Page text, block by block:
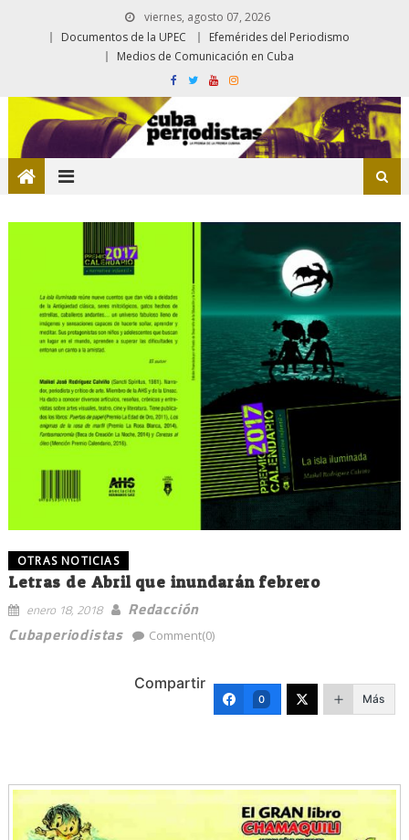
viernes, agosto 07, 2026
Documentos de la UPEC
Efemérides del Periodismo
Medios de Comunicación en Cuba
OTRAS NOTICIAS
Letras de Abril que inundarán febrero
enero 18, 2018
Redacción
Cubaperiodistas
Comment(0)
Compartir
0 Más